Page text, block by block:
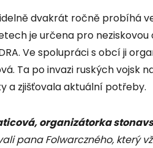
dvakrát ročně probíhá
je určena pro
Ve spolupráci s obcí ji
Ta po invazi ruských vojsk
a zjišťovala aktuální potřeby.
organizátorka
pana Folwarczného, který